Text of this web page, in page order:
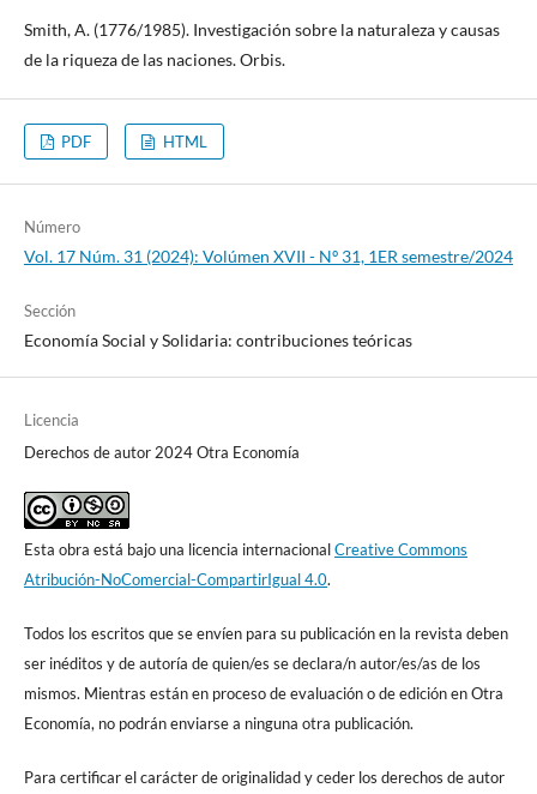
Smith, A. (1776/1985). Investigación sobre la naturaleza y causas
de la riqueza de las naciones. Orbis.
PDF HTML
Número
Vol. 17 Núm. 31 (2024): Volúmen XVII - Nº 31, 1ER semestre/2024
Sección
Economía Social y Solidaria: contribuciones teóricas
Licencia
Derechos de autor 2024 Otra Economía
Esta obra está bajo una licencia internacionalCreative Commons
Atribución-NoComercial-CompartirIgual 4.0.
Todos los escritos que se envíen para su publicación en la revista deben
ser inéditos y de autoría de quien/es se declara/n autor/es/as de los
mismos. Mientras están en proceso de evaluación o de edición en Otra
Economía, no podrán enviarse a ninguna otra publicación.
Para certificar el carácter de originalidad y ceder los derechos de autor